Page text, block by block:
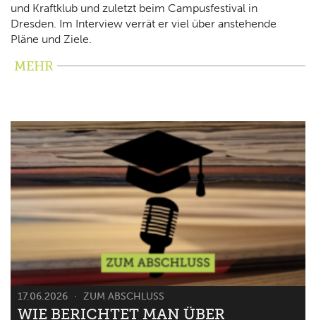
und Kraftklub und zuletzt beim Campusfestival in
Dresden. Im Interview verrät er viel über anstehende
Pläne und Ziele.
MEHR
17.06.2026 ZUM ABSCHLUSS
WIE BERICHTET MAN ÜBER